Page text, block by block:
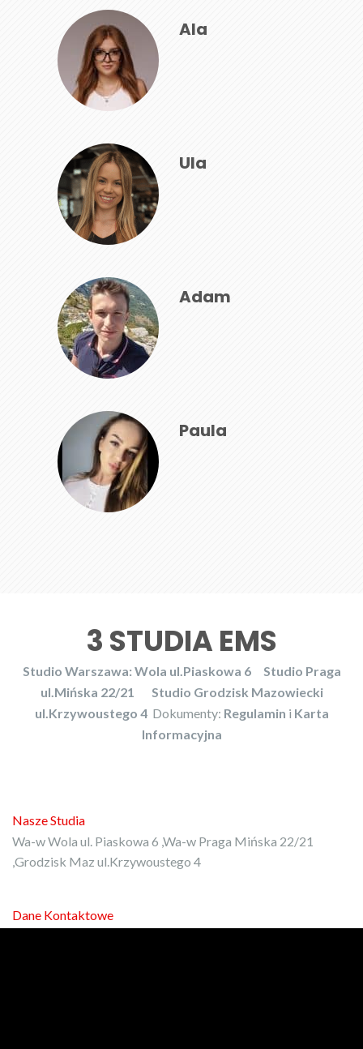
Ala
Ula
Adam
Paula
3 STUDIA EMS
Studio Warszawa: Wola ul.Piaskowa 6
Studio Praga
ul.Mińska 22/21
Studio Grodzisk Mazowiecki
ul.Krzywoustego 4 Dokumenty: Regulamin i Karta
Informacyjna
Nasze Studia
Wa-w Wola ul. Piaskowa 6 ,Wa-w Praga Mińska 22/21
,Grodzisk Maz ul.Krzywoustego 4
Dane Kontaktowe